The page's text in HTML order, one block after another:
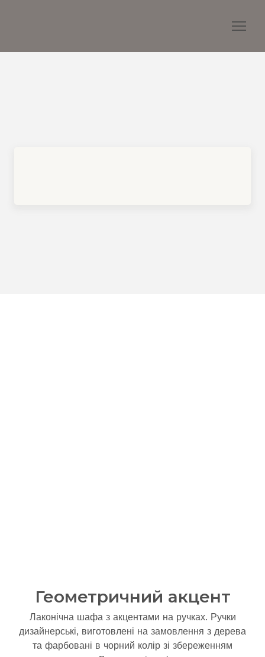
Геометричний акцент
Лаконічна шафа з акцентами на ручках. Ручки
дизайнерські, виготовлені на замовлення з дерева
та фарбовані в чорний колір зі збереженням